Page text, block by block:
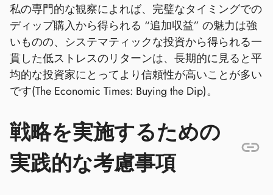
私の専門的な観察によれば、完璧なタイミングでの
ディップ購入から得られる “追加収益” の魅力は強
いものの、システマティックな投資から得られる一
貫した低ストレスのリターンは、長期的に見ると平
均的な投資家にとってより信頼性が高いことが多い
です(The Economic Times: Buying the Dip)。
戦略を実施するための
実践的な考慮事項